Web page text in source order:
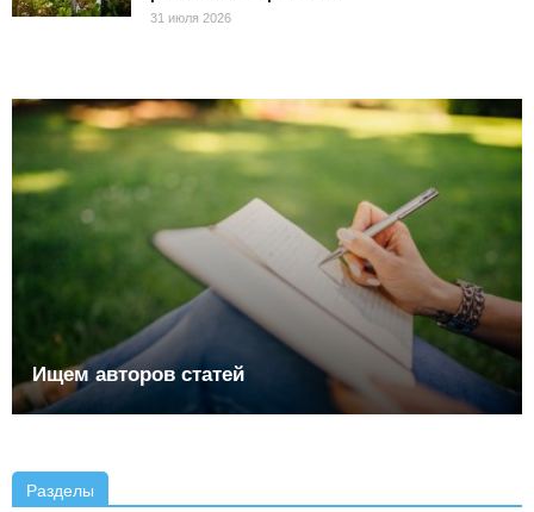
31 июля 2026
Ищем авторов статей
Разделы